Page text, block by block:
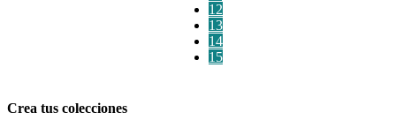
12
13
14
15
Crea tus colecciones